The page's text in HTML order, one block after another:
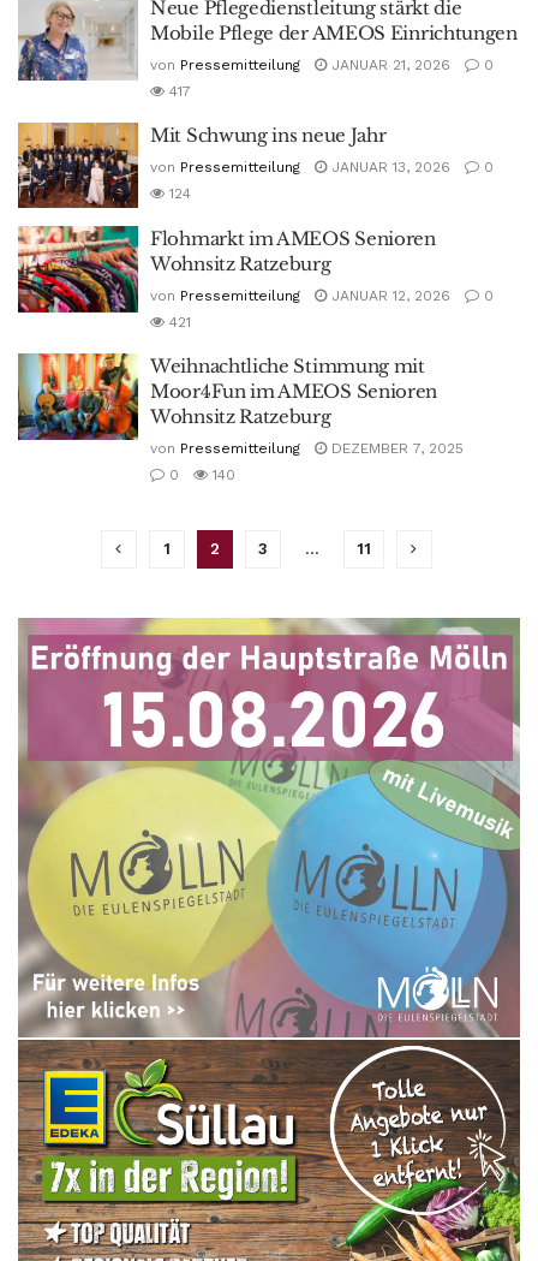
Neue Pflegedienstleitung stärkt die
Mobile Pflege der AMEOS Einrichtungen
von Pressemitteilung JANUAR 21, 2026
0
417
Mit Schwung ins neue Jahr
von Pressemitteilung JANUAR 13, 2026
0
124
Flohmarkt im AMEOS Senioren
Wohnsitz Ratzeburg
von Pressemitteilung JANUAR 12, 2026
0
421
Weihnachtliche Stimmung mit
Moor4Fun im AMEOS Senioren
Wohnsitz Ratzeburg
von Pressemitteilung
DEZEMBER 7, 2025
0
140
1 2 3 … 11